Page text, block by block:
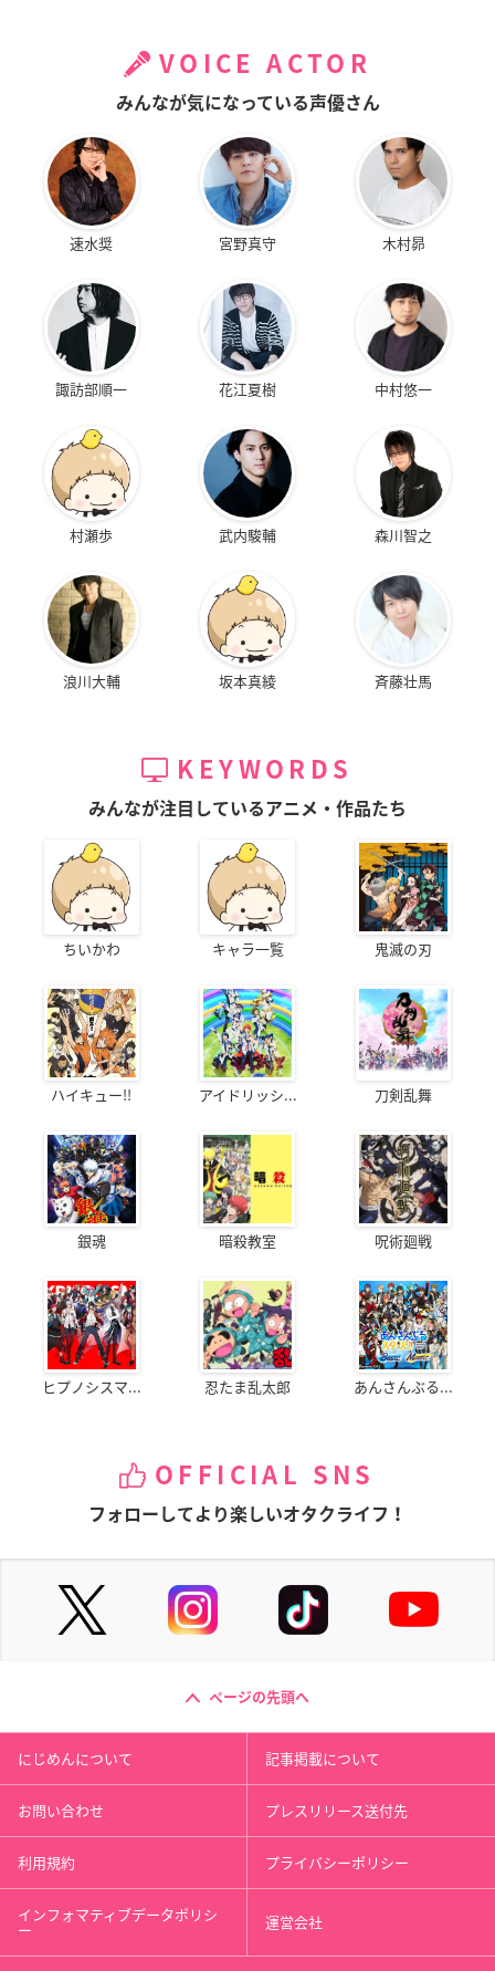
VOICE ACTOR
みんなが気になっている声優さん
速水奨 宮野真守 木村昴
諏訪部順一 花江夏樹 中村悠一
村瀬歩 武内駿輔 森川智之
浪川大輔 坂本真綾 斉藤壮馬
KEYWORDS
みんなが注目しているアニメ・作品たち
ちいかわ キャラ一覧 鬼滅の刃
ハイキュー!! アイドリッシ... 刀剣乱舞
銀魂 暗殺教室 呪術廻戦
ヒプノシスマ... 忍たま乱太郎 あんさんぶる...
OFFICIAL SNS
フォローしてより楽しいオタクライフ！
ページの先頭へ
にじめんについて 記事掲載について
お問い合わせ プレスリリース送付先
利用規約 プライバシーポリシー
インフォマティブデータポリシ
ー 運営会社